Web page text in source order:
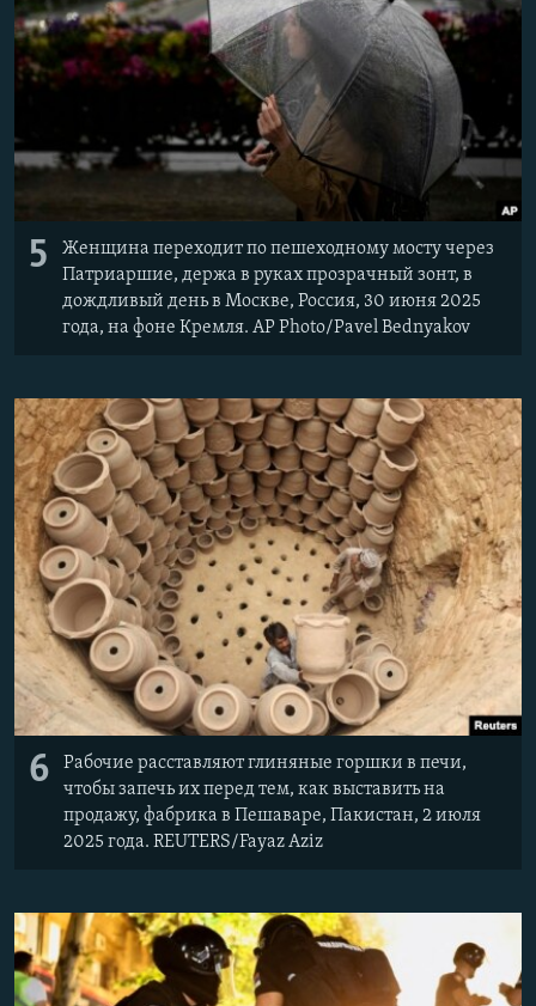
5
Женщина переходит по пешеходному мосту через
Патриаршие, держа в руках прозрачный зонт, в
дождливый день в Москве, Россия, 30 июня 2025
года, на фоне Кремля. AP Photo/Pavel Bednyakov
6
Рабочие расставляют глиняные горшки в печи,
чтобы запечь их перед тем, как выставить на
продажу, фабрика в Пешаваре, Пакистан, 2 июля
2025 года. REUTERS/Fayaz Aziz